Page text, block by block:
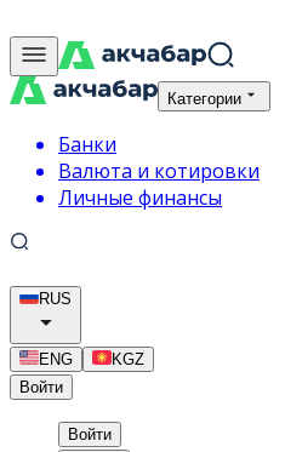
Категории
Банки
Валюта и котировки
Личные финансы
RUS
ENG
KGZ
Войти
Войти